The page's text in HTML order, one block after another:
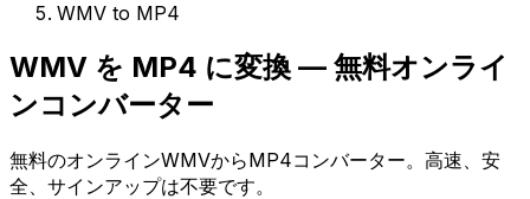
WMV to MP4
WMV を MP4 に変換 — 無料オンライ
ンコンバーター
無料のオンラインWMVからMP4コンバーター。高速、安
全、サインアップは不要です。